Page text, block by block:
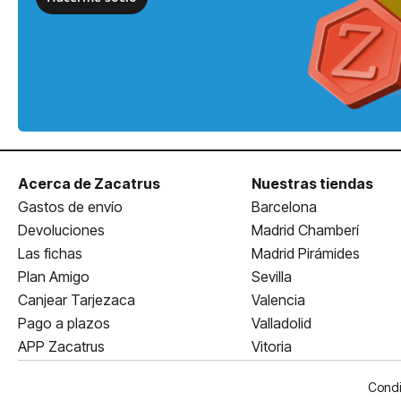
Acerca de Zacatrus
Gastos de envío
Devoluciones
Las fichas
Plan Amigo
Canjear Tarjezaca
Pago a plazos
APP Zacatrus
Nuestras tiendas
Barcelona
Madrid Chamberí
Madrid Pirámides
Sevilla
Valencia
Valladolid
Vitoria